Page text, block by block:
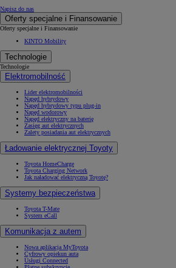
Napisz do nas
Oferty specjalne i Finansowanie
Oferty specjalne i Finansowanie
KINTO Mobility
Technologie
Technologie
Elektromobilność
Lider elektromobilności
Napęd hybrydowy
Napęd hybrydowy typu plug-in
Napęd wodorowy
Napęd elektryczny na baterię
Zasięg aut elektrycznych
Zalety posiadania aut elektrycznych
Ładowanie elektrycznej Toyoty
Toyota HomeCharge
Toyota Charging Network
Jak naładować elektryczną Toyotę?
Systemy bezpieczeństwa
Toyota T-Mate
System eCall
Komunikacja z autem
Nowa aplikacja MyToyota
Cyfrowy opiekun auta
Usługi Connected